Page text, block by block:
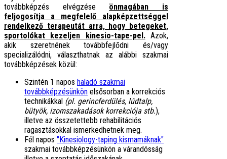
továbbképzés elvégzése önmagában is
feljogosítja a megfelelő alapképzettséggel
rendelkező terapeutát arra, hogy betegeket,
sportolókat kezeljen kinesio-tape-pel.Azok,
akik szeretnének továbbfejlődni és/vagy
specializálódni, választhatnak az alábbi szakmai
továbbképzések közül:
Szintén 1 napos haladó szakmai
továbbképzésünkön elsősorban a korrekciós
technikákkal (pl. gerincferdülés, lúdtalp,
bütyök, izomszakadások korrekciója stb.),
illetve az összetettebb rehabilitációs
ragasztásokkal ismerkedhetnek meg.
Fél napos "Kinesiology-taping kismamáknak"
szakmai továbbképzésünkön a várandósság